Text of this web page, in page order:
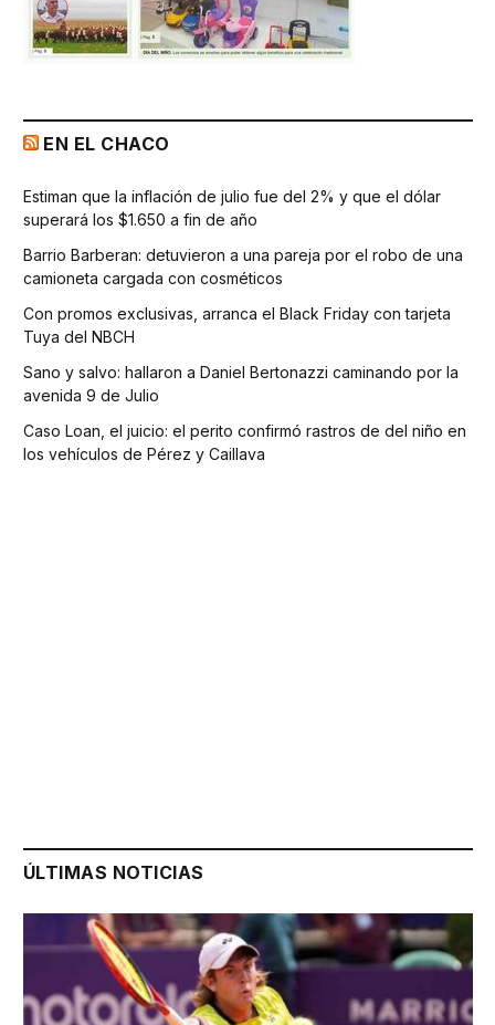
EN EL CHACO
Estiman que la inflación de julio fue del 2% y que el dólar
superará los $1.650 a fin de año
Barrio Barberan: detuvieron a una pareja por el robo de una
camioneta cargada con cosméticos
Con promos exclusivas, arranca el Black Friday con tarjeta
Tuya del NBCH
Sano y salvo: hallaron a Daniel Bertonazzi caminando por la
avenida 9 de Julio
Caso Loan, el juicio: el perito confirmó rastros de del niño en
los vehículos de Pérez y Caillava
ÚLTIMAS NOTICIAS